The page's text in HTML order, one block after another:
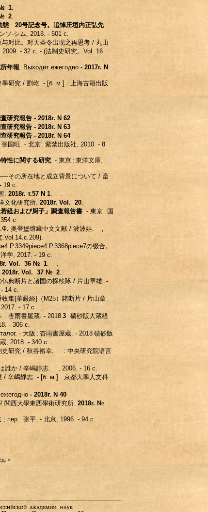
№ 1.
№ 2. .
態 20号記念号。追悼庄垣内正弘先
ソ-シム, 2018. - 501 с.
对比。对天圣令出现之再思考/ 丸山
2009. - 32 с. - (法制史研究。 Vol. 16
年報. Выходит ежегодно- 2017г. N
學研究/ 劉屹. - [б. м.] : 上海古籍出版
研究報告- 2018г. N 62.
研究報告- 2018г. N 63
研究報告- 2018г. N 64
张国旺. - 北京: 紫禁出版社, 2010. - 8
性に関する研究. - 東京: 東洋文庫,
その所在地と成立背景について / 斎
19 с.
. 2018г. т.57 N 1. .
文化研究所. 2018г. Vol. 20.
経および厨子」調查報告書. - 東京: 国
с
奥登堡馆藏中文文献/ 波波娃. ,
.Vol.14.с.209).
の缀合。
学, 2017. - 19 с.
Vol. 36 № 1. .
2018г. Vol. 37 № 2.
仏典断片と諸国の探検隊/ 片山章雄. -
14 с.
收集[華厳経] （ M25）諸断片/ 片山章
- 17 с
: 杏雨書屋蔵. - 2018 3: 碛砂版大蔵経
- 306 с.
- 大阪 : 杏雨書屋蔵. - 2018 碛砂版
, 2018. - 340 с.
史研究/ 秋谷裕幸. : 中央研究院语言
誰か/ 辛嶋靜志. , 2006. - 16 с.
/ 辛嶋靜志. - [б. м.] : 京都大學人文科
- 2018г. N 40
/ 関西大學東西學術研究所. 2018г. №
; пер. 张平. - 北京, 1996. - 94 с.
»